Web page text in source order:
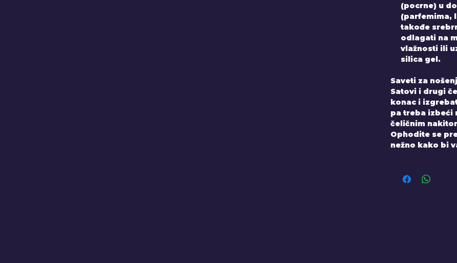
(pocrne) u
(parfemima,
takođe
odlagati na
vlažnosti ili
silica gel.
Saveti za
Satovi i drugi
konac i
pa treba izbeći
čeličnim
Ophodite se
nežno kako bi